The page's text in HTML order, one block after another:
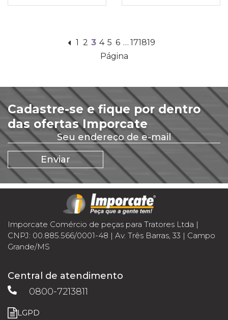
1 2 3 4 5 6 … 171819
Página
Cadastre-se e fique por dentro
das ofertas Imporcate
Imporcate Comércio de peças para Tratores Ltda |
CNPJ: 00.885.566/0001-48 | Av. Três Barras, 33 | Campo
Grande/MS
Central de atendimento
0800-7213811
LGPD